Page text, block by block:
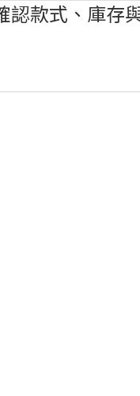
認款式、庫存